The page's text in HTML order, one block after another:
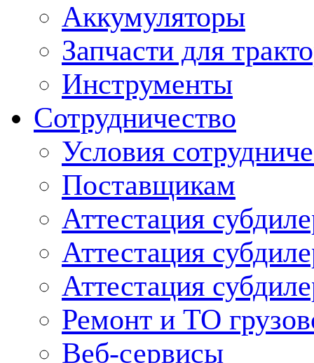
Аккумуляторы
Запчасти для
Инструменты
Сотрудничество
Условия
Поставщикам
Аттестация
Аттестация
Аттестация
Ремонт и ТО
Веб-сервисы